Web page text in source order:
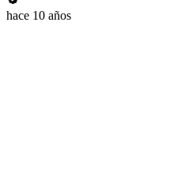
hace 10 años